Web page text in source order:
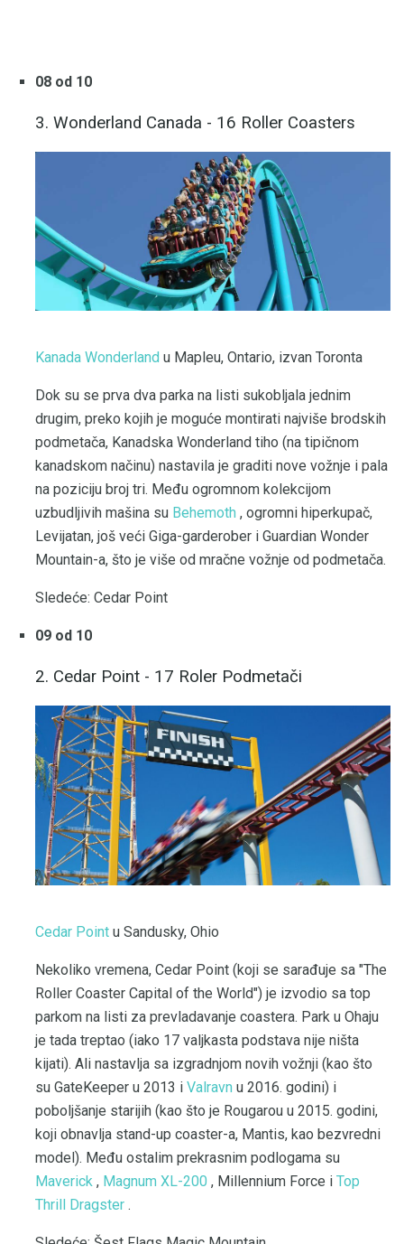
08 od 10
3. Wonderland Canada - 16 Roller Coasters
Kanada Wonderland u Mapleu, Ontario, izvan Toronta
Dok su se prva dva parka na listi sukobljala jednim
drugim, preko kojih je moguće montirati najviše brodskih
podmetača, Kanadska Wonderland tiho (na tipičnom
kanadskom načinu) nastavila je graditi nove vožnje i pala
na poziciju broj tri. Među ogromnom kolekcijom
uzbudljivih mašina su Behemoth , ogromni hiperkupač,
Levijatan, još veći Giga-garderober i Guardian Wonder
Mountain-a, što je više od mračne vožnje od podmetača.
Sledeće: Cedar Point
09 od 10
2. Cedar Point - 17 Roler Podmetači
Cedar Point u Sandusky, Ohio
Nekoliko vremena, Cedar Point (koji se sarađuje sa "The
Roller Coaster Capital of the World") je izvodio sa top
parkom na listi za prevladavanje coastera. Park u Ohaju
je tada treptao (iako 17 valjkasta podstava nije ništa
kijati). Ali nastavlja sa izgradnjom novih vožnji (kao što
su GateKeeper u 2013 i Valravn u 2016. godini) i
poboljšanje starijih (kao što je Rougarou u 2015. godini,
koji obnavlja stand-up coaster-a, Mantis, kao bezvredni
model). Među ostalim prekrasnim podlogama su
Maverick , Magnum XL-200 , Millennium Force i Top
Thrill Dragster .